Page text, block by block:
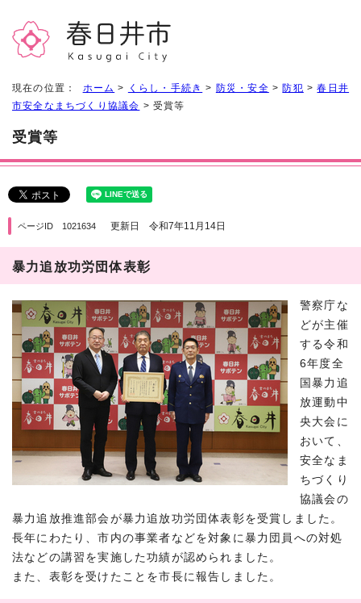
現在の位置： ホーム > くらし・手続き > 防災・安全 >防犯 >春日井
市安全なまちづくり協議会 > 受賞等
受賞等
ページID 1021634 更新日 令和7年11月14日
暴力追放功労団体表彰
警察庁な
どが主催
する令和
6年度全
国暴力追
放運動中
央大会に
おいて、
安全なま
ちづくり
協議会の
暴力追放推進部会が暴力追放功労団体表彰を受賞しました。
長年にわたり、市内の事業者などを対象に暴力団員への対処
法などの講習を実施した功績が認められました。
また、表彰を受けたことを市長に報告しました。